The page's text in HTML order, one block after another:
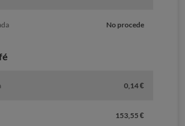
No procede
0,14 €
153,55 €